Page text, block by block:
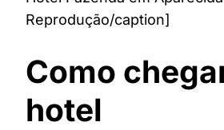
Reprodução/caption]
Como
hotel